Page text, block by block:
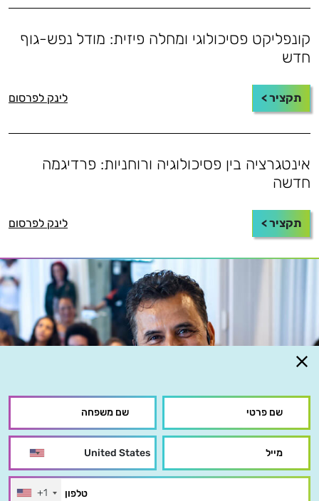
קונפליקט פסיכולוגי ומחלה פיזית: מודל נפש-גוף
חדש
תקציר > לינק לפרסום
אינטגרציה בין פסיכולוגיה ורוחניות: פרדיגמה
חדשה
תקציר > לינק לפרסום
+1